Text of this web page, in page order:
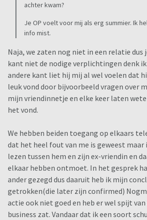
achter kwam?
Je OP voelt voor mij als erg summier. Ik
info mist.
Naja, we zaten nog niet in een relatie dus
kant niet de nodige verplichtingen denk ik
andere kant liet hij mij al wel voelen dat
leuk vond door bijvoorbeeld vragen over
mijn vriendinnetje en elke keer laten
het vond.
We hebben beiden toegang op elkaars
dat het heel fout van me is geweest
lezen tussen hem en zijn ex-vriendin en
elkaar hebben ontmoet. In het gesprek
ander gezegd dus daaruit heb ik mijn
getrokken(die later zijn confirmed)
actie ook niet goed en heb er wel spijt
business zat. Vandaar dat ik een soort